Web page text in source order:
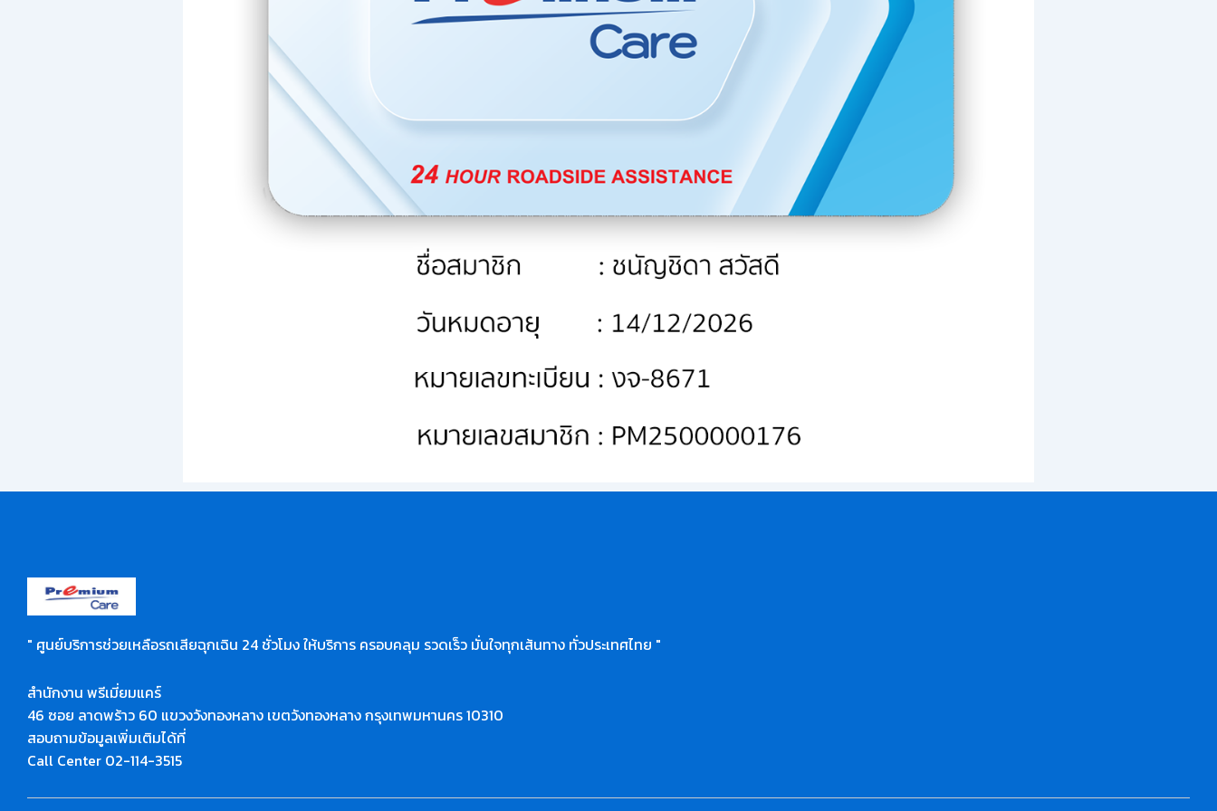
" ศูนย์บริการช่วยเหลือรถเสียฉุกเฉิน 24 ชั่วโมง ให้บริการ ครอบคลุม รวดเร็ว มั่นใจทุกเส้นทาง ทั่วประเทศไทย "
สำนักงาน พรีเมี่ยมแคร์
46 ซอย ลาดพร้าว 60 แขวงวังทองหลาง เขตวังทองหลาง กรุงเทพมหานคร 10310
สอบถามข้อมูลเพิ่มเติมได้ที่
Call Center 02-114-3515